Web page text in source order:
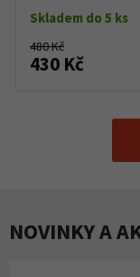
Skladem do 5 ks
480 Kč
430 Kč
NOVINKY A